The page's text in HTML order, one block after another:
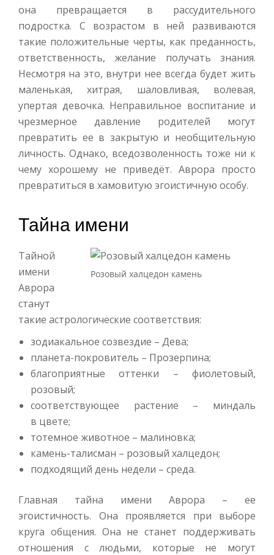
она превращается в рассудительного
подростка. С возрастом в ней развиваются
такие положительные черты, как преданность,
ответственность, желание получать знания.
Несмотря на это, внутри нее всегда будет жить
маленькая, хитрая, шаловливая, волевая,
упертая девочка. Неправильное воспитание и
чрезмерное давление родителей могут
превратить ее в закрытую и необщительную
личность. Однако, вседозволенность тоже ни к
чему хорошему не приведёт. Аврора просто
превратиться в хамовитую эгоистичную особу.
Тайна имени
Розовый халцедон камень
Тайной
имени
Аврора
станут
такие астрологические соответствия:
зодиакальное созвездие – Дева;
планета-покровитель – Прозерпина;
благоприятные оттенки – фиолетовый,
розовый;
соответствующее растение – миндаль
в цвете;
тотемное животное – малиновка;
камень-талисман – розовый халцедон;
подходящий день недели – среда.
Главная тайна имени Аврора – ее
эгоистичность. Она проявляется при выборе
круга общения. Она не станет поддерживать
отношения с людьми, которые не могут